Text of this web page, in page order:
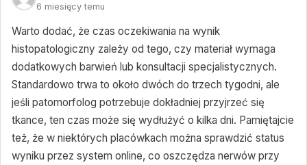
6 miesięcy temu
Warto dodać, że czas oczekiwania na wynik
histopatologiczny zależy od tego, czy materiał wymaga
dodatkowych barwień lub konsultacji specjalistycznych.
Standardowo trwa to około dwóch do trzech tygodni, ale
jeśli patomorfolog potrzebuje dokładniej przyjrzeć się
tkance, ten czas może się wydłużyć o kilka dni. Pamiętajcie
też, że w niektórych placówkach można sprawdzić status
wyniku przez system online, co oszczędza nerwów przy